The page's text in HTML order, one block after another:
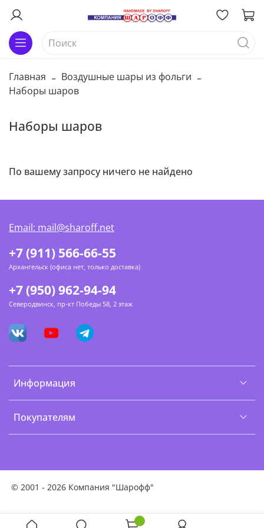
Главная
Воздушные шары из фольги
Наборы шаров
Наборы шаров
По вашему запросу ничего не найдено
Информация
Покупателям
+7 (911) 566-66-55
Архангельск (офиса нет, только доставка)
+7 (950) 962-94-94
Северодвинск, пр-кт Победы 58, 2 этаж
Email: mail@sharoff.net
© 2001 - 2026 Компания "Шарофф"